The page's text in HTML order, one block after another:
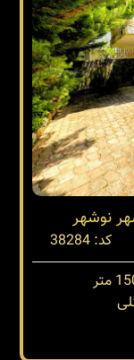
نوشهر
کد: 38284